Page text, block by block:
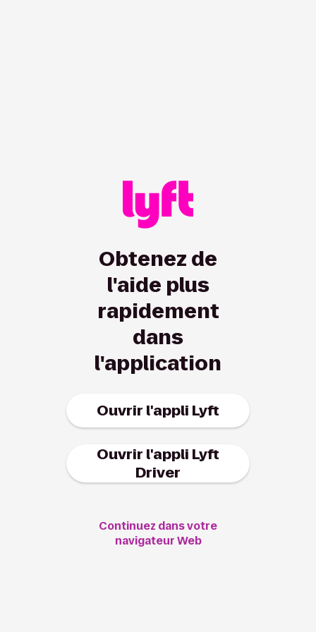
Obtenez de
l'aide plus
rapidement
dans
l'application
Ouvrir l'appli Lyft
Ouvrir l'appli Lyft
Driver
Continuez dans votre
navigateur Web